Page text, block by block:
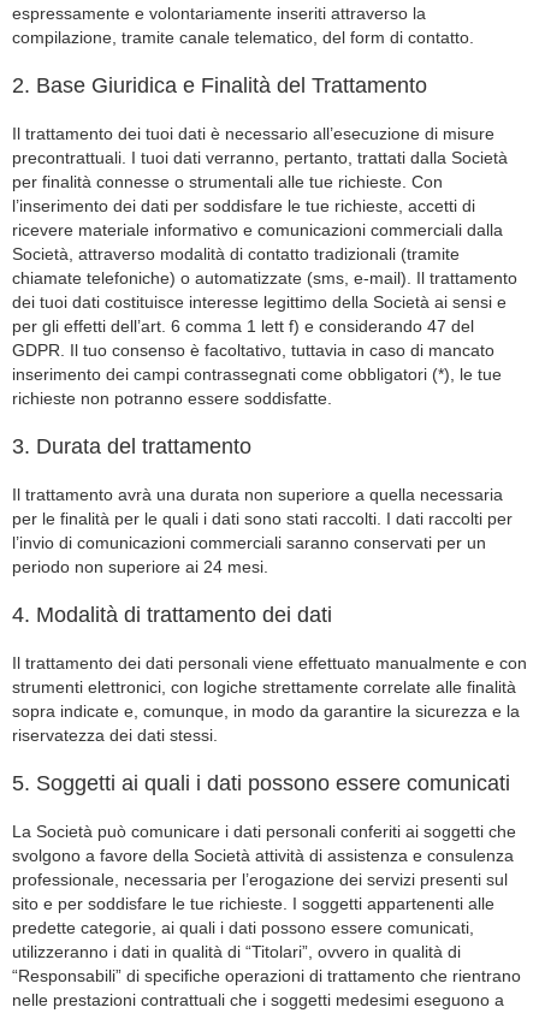
espressamente e volontariamente inseriti attraverso la
compilazione, tramite canale telematico, del form di contatto.
2. Base Giuridica e Finalità del Trattamento
Il trattamento dei tuoi dati è necessario all’esecuzione di misure
precontrattuali. I tuoi dati verranno, pertanto, trattati dalla Società
per finalità connesse o strumentali alle tue richieste. Con
l’inserimento dei dati per soddisfare le tue richieste, accetti di
ricevere materiale informativo e comunicazioni commerciali dalla
Società, attraverso modalità di contatto tradizionali (tramite
chiamate telefoniche) o automatizzate (sms, e-mail). Il trattamento
dei tuoi dati costituisce interesse legittimo della Società ai sensi e
per gli effetti dell’art. 6 comma 1 lett f) e considerando 47 del
GDPR. Il tuo consenso è facoltativo, tuttavia in caso di mancato
inserimento dei campi contrassegnati come obbligatori (*), le tue
richieste non potranno essere soddisfatte.
3. Durata del trattamento
Il trattamento avrà una durata non superiore a quella necessaria
per le finalità per le quali i dati sono stati raccolti. I dati raccolti per
l’invio di comunicazioni commerciali saranno conservati per un
periodo non superiore ai 24 mesi.
4. Modalità di trattamento dei dati
Il trattamento dei dati personali viene effettuato manualmente e con
strumenti elettronici, con logiche strettamente correlate alle finalità
sopra indicate e, comunque, in modo da garantire la sicurezza e la
riservatezza dei dati stessi.
5. Soggetti ai quali i dati possono essere comunicati
La Società può comunicare i dati personali conferiti ai soggetti che
svolgono a favore della Società attività di assistenza e consulenza
professionale, necessaria per l’erogazione dei servizi presenti sul
sito e per soddisfare le tue richieste. I soggetti appartenenti alle
predette categorie, ai quali i dati possono essere comunicati,
utilizzeranno i dati in qualità di “Titolari”, ovvero in qualità di
“Responsabili” di specifiche operazioni di trattamento che rientrano
nelle prestazioni contrattuali che i soggetti medesimi eseguono a